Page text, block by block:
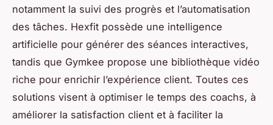
notamment la suivi des progrès et l’automatisation
des tâches. Hexfit possède une intelligence
artificielle pour générer des séances interactives,
tandis que Gymkee propose une bibliothèque vidéo
riche pour enrichir l’expérience client. Toutes ces
solutions visent à optimiser le temps des coachs, à
améliorer la satisfaction client et à faciliter la